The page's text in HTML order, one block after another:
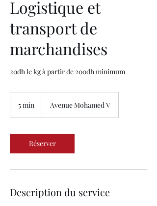
Logistique et
transport de
marchandises
20dh le kg à partir de 200dh minimum
5 min
n
Avenue Mohamed V
Réserver
Description du service